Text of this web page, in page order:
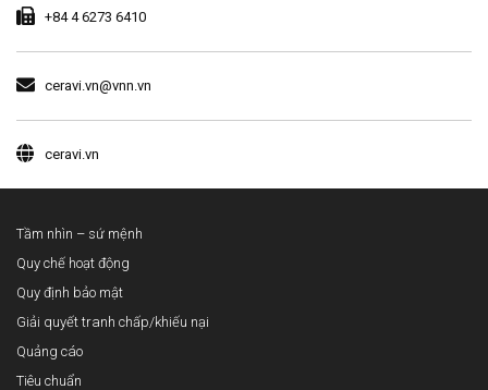
+84 4 6273 6410
ceravi.vn@vnn.vn
ceravi.vn
Tầm nhìn – sứ mệnh
Quy chế hoạt động
Quy định bảo mật
Giải quyết tranh chấp/khiếu nại
Quảng cáo
Tiêu chuẩn